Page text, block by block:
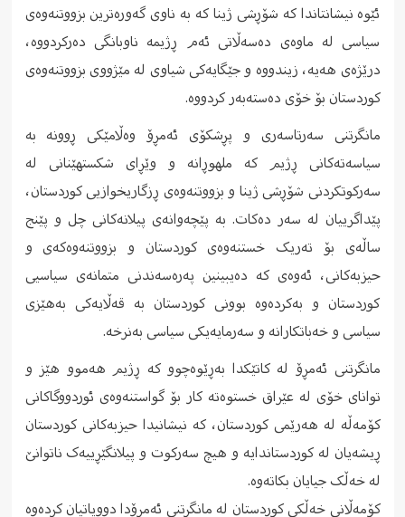
ئێوە نیشانتاندا که شۆڕشی ژینا که به ناوی گەورەترین بزووتنەوەی
سیاسی لە ماوەی دەسەڵاتی ئەم ڕژیمە ناوبانگی دەرکردووە،
درێژەی هەیە، زیندووە و جێگایەکی شیاوی لە مێژووی بزووتنەوەی
کوردستان بۆ خۆی دەستەبەر کردووە.
مانگرتنی سەرتاسەری و پڕشکۆی ئەمڕۆ وەڵامێکی ڕوونە به
سیاسەتەکانی ڕژیم که ملهوڕانە و وێڕای شکستهێنانی له
سەرکوتکردنی شۆڕشی ژینا و بزووتنەوەی ڕزگاریخوازیی کوردستان،
پێداگرییان له سەر دەکات. به پێچەوانەی پیلانەکانی چل و پێنج
ساڵەی بۆ تەریک خستنەوەی کوردستان و بزووتنەوەکەی و
حیزبەکانی، ئەوەی که دەیبینین پەرەسەندنی متمانەی سیاسیی
کوردستان و بەکردەوە بوونی کوردستان به قەڵایەکی بەهێزی
سیاسی و خەباتکارانە و سەرمایەیکی سیاسی بەنرخە.
مانگرتنی ئەمڕۆ له کاتێکدا بەڕێوەچوو که ڕژیم هەموو هێز و
توانای خۆی له عێراق خستوەتە کار بۆ گواستنەوەی ئوردووگاکانی
کۆمەڵە له هەرێمی کوردستان، که نیشانیدا حیزبەکانی کوردستان
ڕیشەیان له کوردستاندایە و هیچ سەرکوت و پیلانگێڕییەک ناتوانێ
له خەڵک جیایان بکاتەوە.
کۆمەڵانی خەڵکی کوردستان لە مانگرتنی ئەمڕۆدا دووپاتیان کردەوە